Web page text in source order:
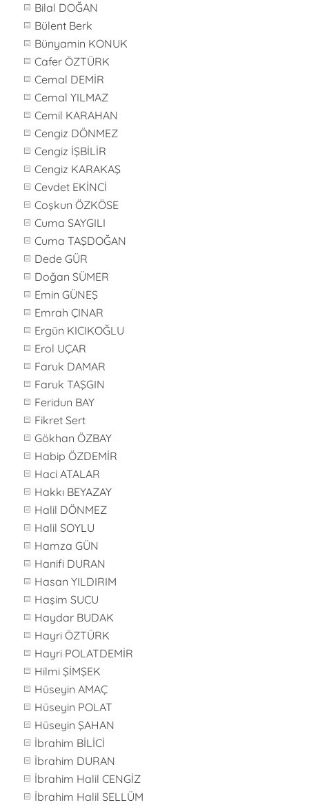
Bilal DOĞAN
Bülent Berk
Bünyamin KONUK
Cafer ÖZTÜRK
Cemal DEMİR
Cemal YILMAZ
Cemil KARAHAN
Cengiz DÖNMEZ
Cengiz İŞBİLİR
Cengiz KARAKAŞ
Cevdet EKİNCİ
Coşkun ÖZKÖSE
Cuma SAYGILI
Cuma TAŞDOĞAN
Dede GÜR
Doğan SÜMER
Emin GÜNEŞ
Emrah ÇINAR
Ergün KICIKOĞLU
Erol UÇAR
Faruk DAMAR
Faruk TAŞGIN
Feridun BAY
Fikret Sert
Gökhan ÖZBAY
Habip ÖZDEMİR
Haci ATALAR
Hakkı BEYAZAY
Halil DÖNMEZ
Halil SOYLU
Hamza GÜN
Hanifi DURAN
Hasan YILDIRIM
Haşim SUCU
Haydar BUDAK
Hayri ÖZTÜRK
Hayri POLATDEMİR
Hilmi ŞİMŞEK
Hüseyin AMAÇ
Hüseyin POLAT
Hüseyin ŞAHAN
İbrahim BİLİCİ
İbrahim DURAN
İbrahim Halil CENGİZ
İbrahim Halil SELLÜM